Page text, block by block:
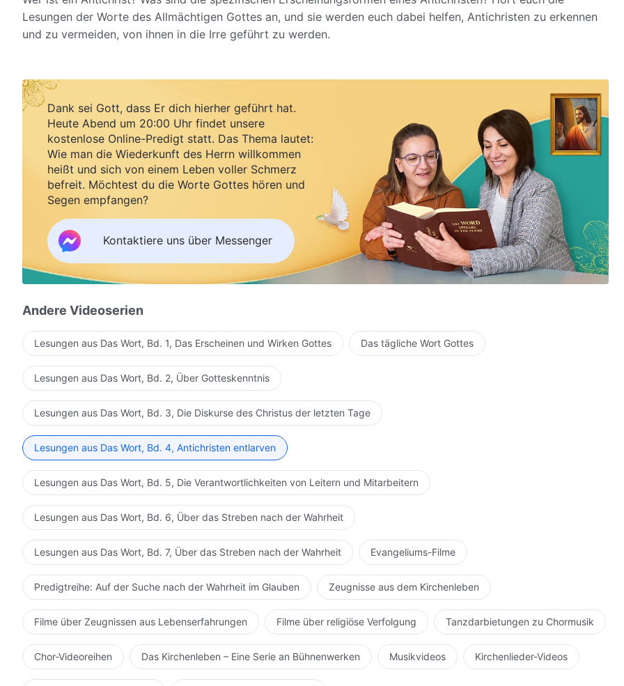
Lesungen der Worte des Allmächtigen Gottes an, und sie werden euch dabei helfen, Antichristen zu erkennen
und zu vermeiden, von ihnen in die Irre geführt zu werden.
Dank sei Gott, dass Er dich hierher geführt hat.
Heute Abend um 20:00 Uhr findet unsere
kostenlose Online-Predigt statt. Das Thema lautet:
Wie man die Wiederkunft des Herrn willkommen
heißt und sich von einem Leben voller Schmerz
befreit. Möchtest du die Worte Gottes hören und
Segen empfangen?
Kontaktiere uns über Messenger
Andere Videoserien
Lesungen aus Das Wort, Bd. 1, Das Erscheinen und Wirken Gottes Das tägliche Wort Gottes
Lesungen aus Das Wort, Bd. 2, Über Gotteskenntnis
Lesungen aus Das Wort, Bd. 3, Die Diskurse des Christus der letzten Tage
Lesungen aus Das Wort, Bd. 4, Antichristen entlarven
Lesungen aus Das Wort, Bd. 5, Die Verantwortlichkeiten von Leitern und Mitarbeitern
Lesungen aus Das Wort, Bd. 6, Über das Streben nach der Wahrheit
Lesungen aus Das Wort, Bd. 7, Über das Streben nach der Wahrheit Evangeliums-Filme
Predigtreihe: Auf der Suche nach der Wahrheit im Glauben Zeugnisse aus dem Kirchenleben
Filme über Zeugnissen aus Lebenserfahrungen Filme über religiöse Verfolgung Tanzdarbietungen zu Chormusik
Chor-Videoreihen Das Kirchenleben – Eine Serie an Bühnenwerken Musikvideos Kirchenlieder-Videos